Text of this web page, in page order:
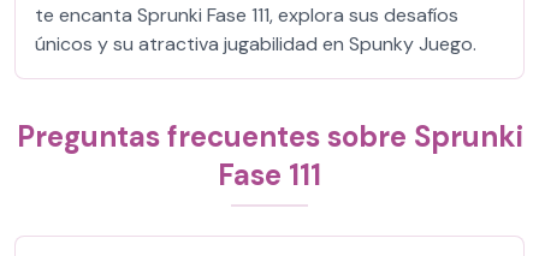
te encanta Sprunki Fase 111, explora sus desafíos
únicos y su atractiva jugabilidad en Spunky Juego.
Preguntas frecuentes sobre Sprunki
Fase 111